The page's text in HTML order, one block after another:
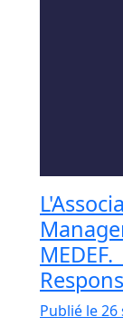
Publié le